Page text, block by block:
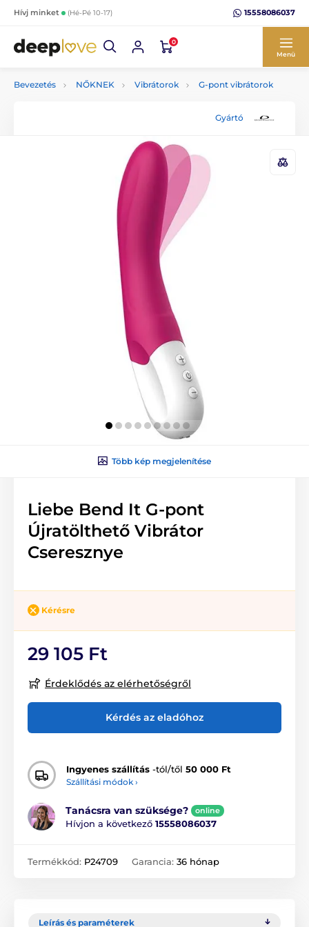
Hívj minket (Hé-Pé 10-17) 15558086037
0
Menü
Bevezetés NŐKNEK Vibrátorok G-pont vibrátorok
Gyártó
Több kép megjelenítése
Liebe Bend It G-pont
Újratölthető Vibrátor
Cseresznye
Kérésre
29 105 Ft
Érdeklődés az elérhetőségről
Kérdés az eladóhoz
Ingyenes szállítás -tól/től 50 000 Ft
Szállítási módok ›
Tanácsra van szüksége? online
Hívjon a következő 15558086037
Termékkód: P24709 Garancia: 36 hónap
Leírás és paraméterek